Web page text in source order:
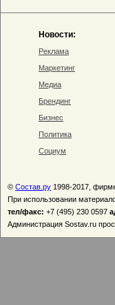
Новости:
Реклама
Маркетинг
Медиа
Брендинг
Бизнес
Политика
Социум
© Состав.ру 1998-2017,
При использовании
тел/факс: +7 (495) 230 0597
Администрация Sostav.ru